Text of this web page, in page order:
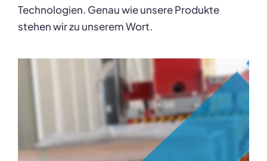
Technologien. Genau wie unsere Produkte
stehen wir zu unserem Wort.